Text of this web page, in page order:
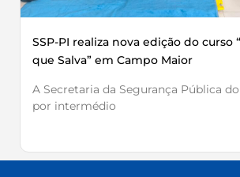
SSP-PI realiza nova edição do curso
que Salva” em Campo Maior
A Secretaria da Segurança Pública
por intermédio